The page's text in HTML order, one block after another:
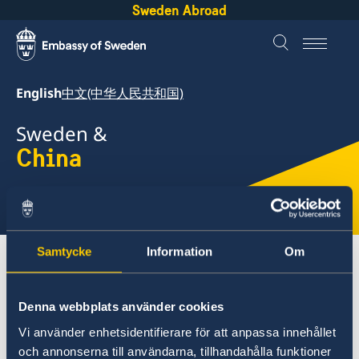
Samtycke Information Om
Denna webbplats använder cookies
Vi använder enhetsidentifierare för att anpassa innehållet
och annonserna till användarna, tillhandahålla funktioner
Sweden Abroad
English中文(中华人民共和国)
Sweden &
China
Select
here
About Sweden
China
Business and trade with Sweden